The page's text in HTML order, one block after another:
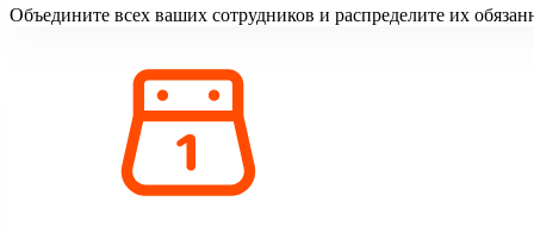
Объедините всех ваших сотрудников и распределите их